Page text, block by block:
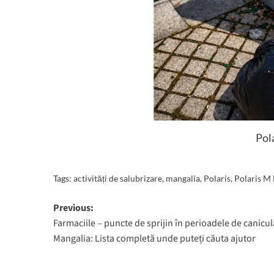
Tags: activități de salubrizare, mangalia, Polaris, Polaris M
Post
navigation
Previous:
Farmaciile – puncte de sprijin în perioadele de
Mangalia: Lista completă unde puteți căuta ajutor